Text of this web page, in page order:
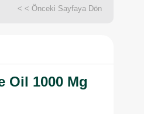
< < Önceki Sayfaya Dön
Oil 1000 Mg